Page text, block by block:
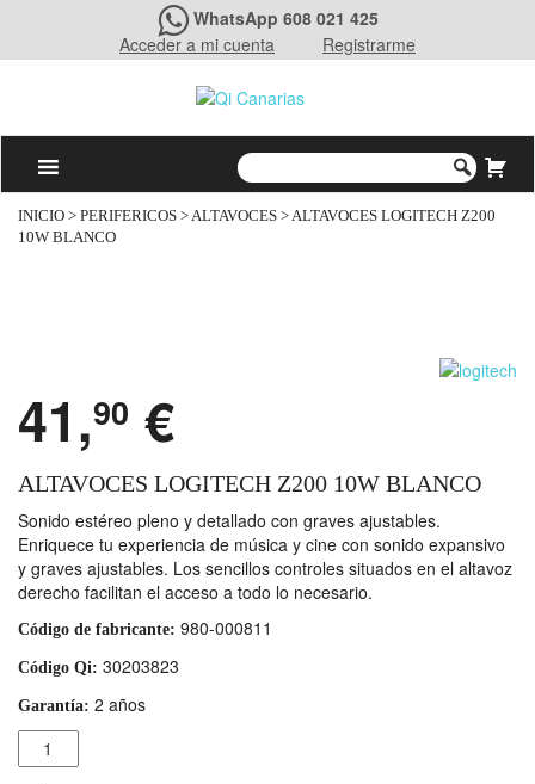
WhatsApp 608 021 425
Acceder a mi cuenta
Registrarme
INICIO > PERIFERICOS >ALTAVOCES > ALTAVOCES LOGITECH Z200
10W BLANCO
41,90 €
ALTAVOCES LOGITECH Z200 10W BLANCO
Sonido estéreo pleno y detallado con graves ajustables.
Enriquece tu experiencia de música y cine con sonido expansivo
y graves ajustables. Los sencillos controles situados en el altavoz
derecho facilitan el acceso a todo lo necesario.
Código de fabricante: 980-000811
Código Qi: 30203823
Garantía: 2 años
Cantidad